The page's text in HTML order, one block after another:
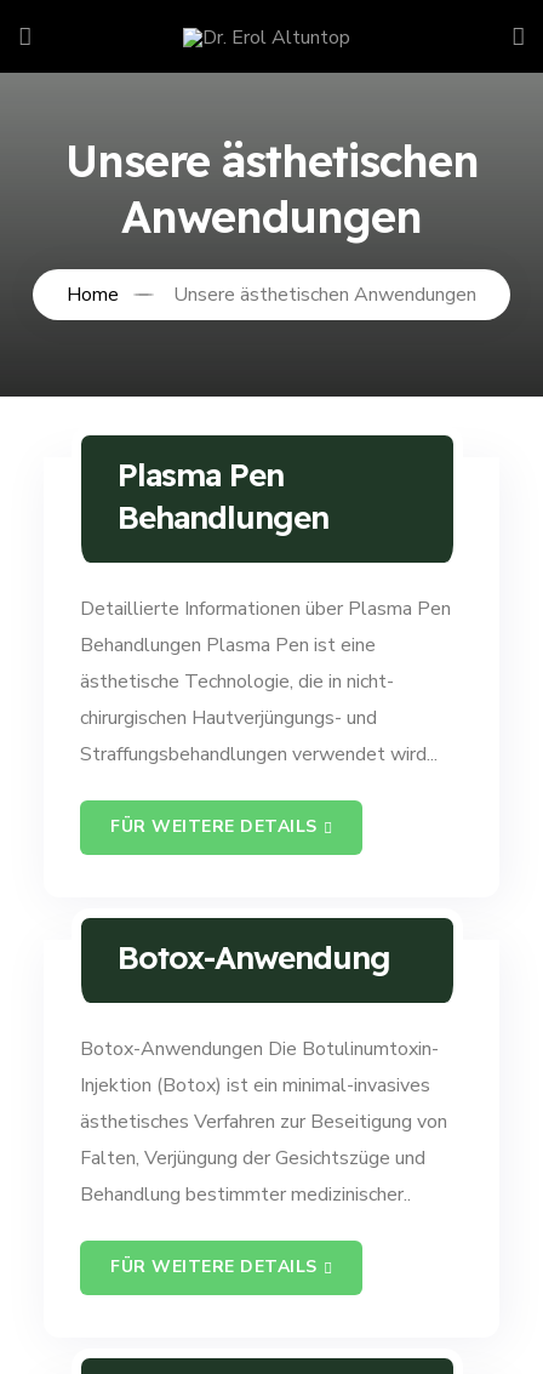
Unsere ästhetischen
Anwendungen
Home Unsere ästhetischen Anwendungen
Plasma Pen
Behandlungen
Detaillierte Informationen über Plasma Pen
Behandlungen Plasma Pen ist eine
ästhetische Technologie, die in nicht-
chirurgischen Hautverjüngungs- und
Straffungsbehandlungen verwendet wird...
FÜR WEITERE DETAILS
Botox-Anwendung
Botox-Anwendungen Die Botulinumtoxin-
Injektion (Botox) ist ein minimal-invasives
ästhetisches Verfahren zur Beseitigung von
Falten, Verjüngung der Gesichtszüge und
Behandlung bestimmter medizinischer..
FÜR WEITERE DETAILS